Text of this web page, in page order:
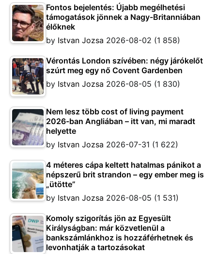
Fontos bejelentés: Újabb megélhetési
támogatások jönnek a Nagy-Britanniában
élőknek
by Istvan Jozsa 2026-08-02 (1 858)
Vérontás London szívében: négy járókelőt
szúrt meg egy nő Covent Gardenben
by Istvan Jozsa 2026-08-05 (1 830)
Nem lesz több cost of living payment
2026-ban Angliában – itt van, mi maradt
helyette
by Istvan Jozsa 2026-07-31 (1 622)
4 méteres cápa keltett hatalmas pánikot a
népszerű brit strandon – egy ember meg is
„ütötte”
by Istvan Jozsa 2026-08-05 (1 531)
Komoly szigorítás jön az Egyesült
Királyságban: már közvetlenül a
bankszámlánkhoz is hozzáférhetnek és
levonhatják a tartozásokat